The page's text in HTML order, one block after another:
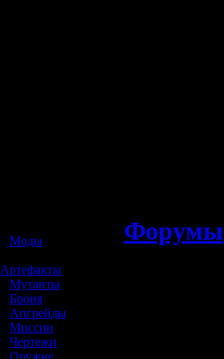
Моды
Артефакты
Мутанты
Броня
Апгрейды
Миссии
Чертежи
Оружие
Форумы